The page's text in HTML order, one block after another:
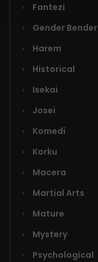
Fantezi
Gender Bender
Harem
Historical
Isekai
Josei
Komedi
Korku
Macera
Martial Arts
Mature
Mystery
Psychological